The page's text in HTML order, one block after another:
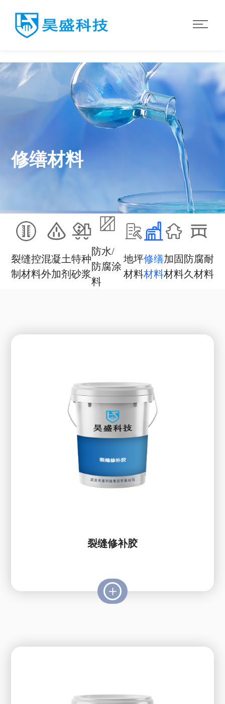
修缮材料
裂缝控
制材料
混凝土
外加剂
特种
砂浆
防水/
防腐涂
料
地坪
材料
修缮
材料
加固
材料
防腐耐
久材料
裂缝修补胶